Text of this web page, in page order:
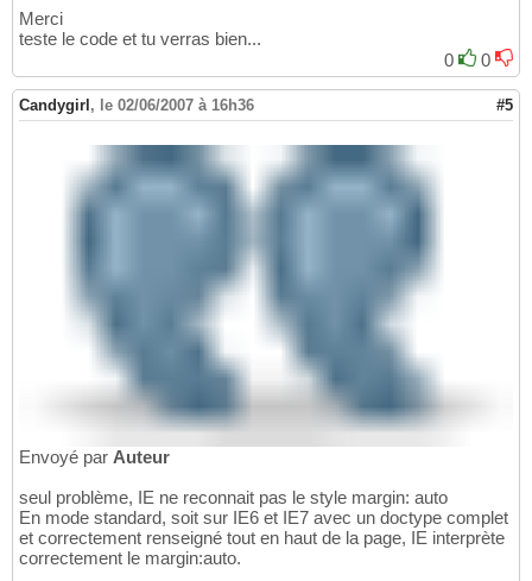
Merci
teste le code et tu verras bien...
0
0
Candygirl, le 02/06/2007 à 16h36 #5
Envoyé par Auteur
seul problème, IE ne reconnait pas le style margin: auto
En mode standard, soit sur IE6 et IE7 avec un doctype complet
et correctement renseigné tout en haut de la page, IE interprète
correctement le margin:auto.